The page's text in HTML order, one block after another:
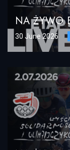
30 June 2026